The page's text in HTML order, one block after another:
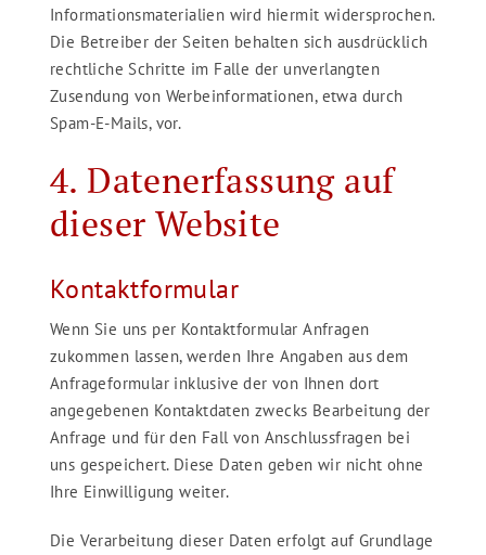
Informationsmaterialien wird hiermit widersprochen.
Die Betreiber der Seiten behalten sich ausdrücklich
rechtliche Schritte im Falle der unverlangten
Zusendung von Werbeinformationen, etwa durch
Spam-E-Mails, vor.
4. Datenerfassung auf
dieser Website
Kontaktformular
Wenn Sie uns per Kontaktformular Anfragen
zukommen lassen, werden Ihre Angaben aus dem
Anfrageformular inklusive der von Ihnen dort
angegebenen Kontaktdaten zwecks Bearbeitung der
Anfrage und für den Fall von Anschlussfragen bei
uns gespeichert. Diese Daten geben wir nicht ohne
Ihre Einwilligung weiter.
Die Verarbeitung dieser Daten erfolgt auf Grundlage